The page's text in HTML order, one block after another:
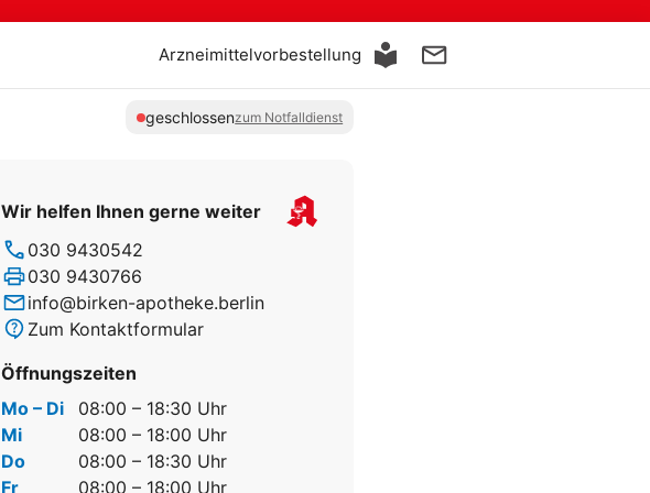
Arzneimittelvorbestellung
geschlossenzum Notfalldienst
Wir helfen Ihnen gerne weiter
030 9430542
030 9430766
info@birken-apotheke.berlin
Zum Kontaktformular
Öffnungszeiten
Mo – Di
08:00 – 18:30 Uhr
Mi
08:00 – 18:00 Uhr
Do
08:00 – 18:30 Uhr
Fr
08:00 – 18:00 Uhr